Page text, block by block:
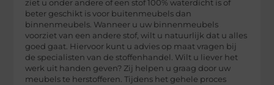
ziet u onder andere of een stof 100% waterdicht is of
beter geschikt is voor buitenmeubels dan
binnenmeubels. Wanneer u uw binnenmeubels
voorziet van een andere stof, wilt u natuurlijk dat u alles
goed gaat. Hiervoor kunt u advies op maat vragen bij
de specialisten van de stoffenhandel. Wilt u liever het
werk uit handen geven? Zij helpen u graag door uw
meubels te herstofferen. Tijdens het gehele proces